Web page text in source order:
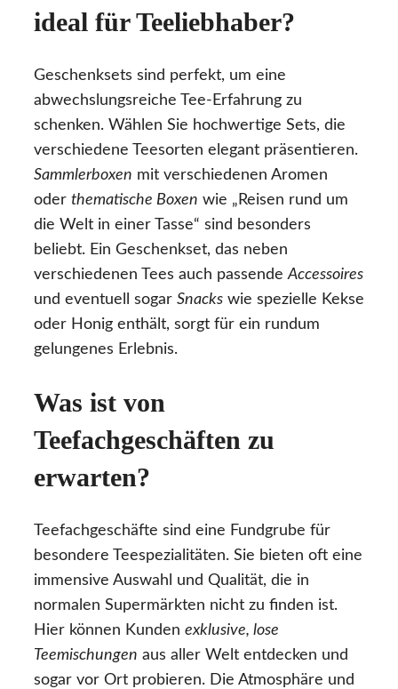
ideal für Teeliebhaber?
Geschenksets sind perfekt, um eine
abwechslungsreiche Tee-Erfahrung zu
schenken. Wählen Sie hochwertige Sets, die
verschiedene Teesorten elegant präsentieren.
Sammlerboxen mit verschiedenen Aromen
oder thematische Boxen wie „Reisen rund um
die Welt in einer Tasse“ sind besonders
beliebt. Ein Geschenkset, das neben
verschiedenen Tees auch passendeAccessoires
und eventuell sogar Snacks wie spezielle Kekse
oder Honig enthält, sorgt für ein rundum
gelungenes Erlebnis.
Was ist von
Teefachgeschäften zu
erwarten?
Teefachgeschäfte sind eine Fundgrube für
besondere Teespezialitäten. Sie bieten oft eine
immensive Auswahl und Qualität, die in
normalen Supermärkten nicht zu finden ist.
Hier können Kunden exklusive, lose
Teemischungen aus aller Welt entdecken und
sogar vor Ort probieren. Die Atmosphäre und